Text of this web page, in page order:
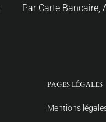
Par Carte Bancaire,
PAGES LÉGALES
Mentions